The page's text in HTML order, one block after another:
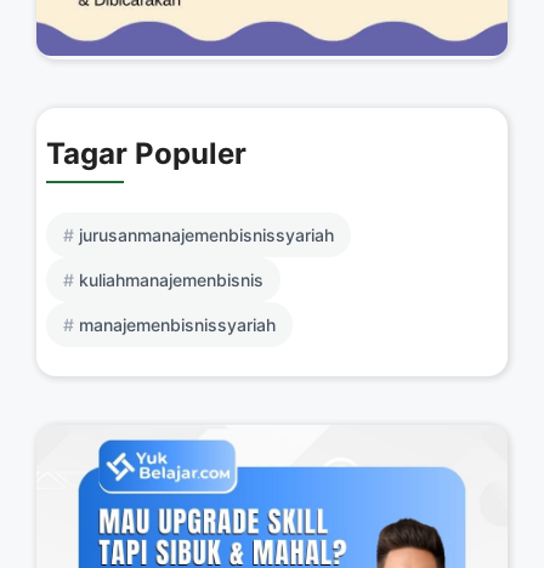
Tagar Populer
jurusanmanajemenbisnissyariah
kuliahmanajemenbisnis
manajemenbisnissyariah